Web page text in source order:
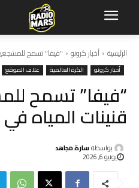
الرئيسية أخبار كرونو "فيفا" تسمح للمشجعين
أخبار كرونو الكرة العالمية غلاف الموقع
“فيفا” تسمح
قنينات المياه في
بواسطةسارة مجاهد
يونيو 6, 2026